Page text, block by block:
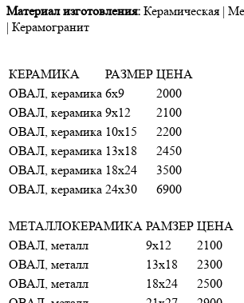
Материал изготовления: Керамическая |
| Керамогранит
КЕРАМИКА РАЗМЕР ЦЕНА
ОВАЛ, керамика 6х9
2000
ОВАЛ, керамика 9х12
2100
ОВАЛ, керамика 10х15
2200
ОВАЛ, керамика 13х18
2450
ОВАЛ, керамика 18х24
3500
ОВАЛ, керамика 24х30 6900
МЕТАЛЛОКЕРАМИКА РАМЗЕР ЦЕНА
ОВАЛ, металл
9х12
2100
ОВАЛ, металл
13х18
2300
ОВАЛ, металл
18х24
2500